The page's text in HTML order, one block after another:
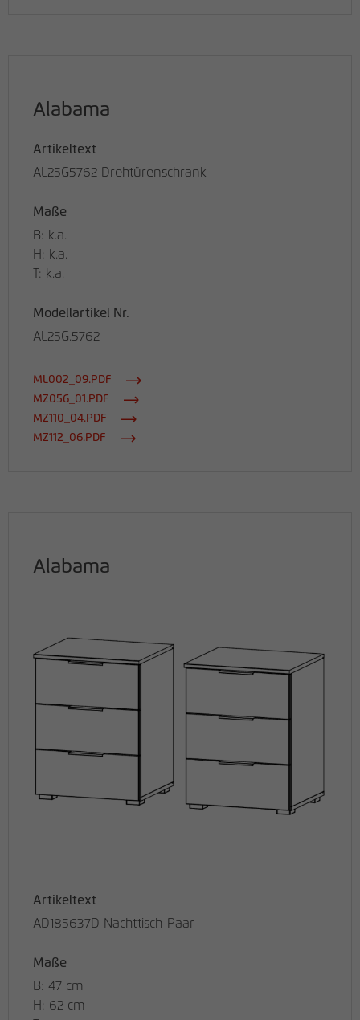
Alabama
Artikeltext
AL25G5762 Drehtürenschrank
Maße
B: k.a.
H: k.a.
T: k.a.
Modellartikel Nr.
AL25G.5762
ML002_09.PDF
MZ056_01.PDF
MZ110_04.PDF
MZ112_06.PDF
Alabama
Artikeltext
AD185637D Nachttisch-Paar
Maße
B: 47 cm
H: 62 cm